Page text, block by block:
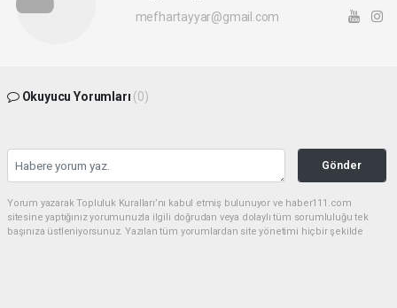
mefhartayyar@gmail.com
Okuyucu Yorumları (0)
Gönder
Yorum yazarak Topluluk Kuralları’nı kabul etmiş bulunuyor ve haber111.com
sitesine yaptığınız yorumunuzla ilgili doğrudan veya dolaylı tüm sorumluluğu tek
başınıza üstleniyorsunuz. Yazılan tüm yorumlardan site yönetimi hiçbir şekilde